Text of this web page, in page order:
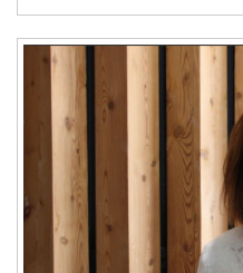
Remaining Time-0:00
Playback Rate
Chapters
Chapters
Descriptions
descriptions off
Subtitles
subtitles settings